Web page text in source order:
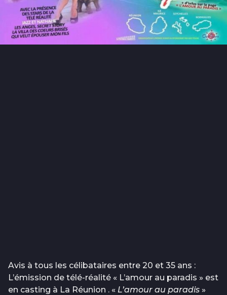
Avis à tous les célibataires entre 20 et 35 ans :
L’émission de télé-réalité « L’amour au paradis » est
en casting à La Réunion . « L’amour au paradis »